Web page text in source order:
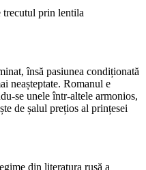
trecutul prin lentila
însă pasiunea condiționată
neașteptate. Romanul e
se unele într-altele armonios,
de șalul prețios al prințesei
din literatura rusă a